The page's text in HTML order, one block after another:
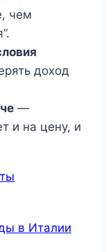
чем
доход
—
и на цену, и
в Италии